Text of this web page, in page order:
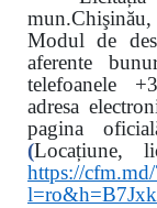
Modul de
aferente
telefoanele
adresa
pagina
(
https://cfm.md/